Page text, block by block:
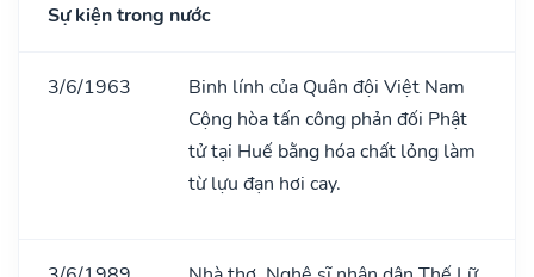
Sự kiện trong nước
3/6/1963
Binh lính của Quân đội Việt Nam
Cộng hòa tấn công phản đối Phật
tử tại Huế bằng hóa chất lỏng làm
từ lựu đạn hơi cay.